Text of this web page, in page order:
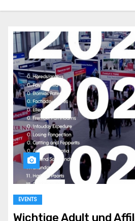
EVENTS
Wichtige Adult und